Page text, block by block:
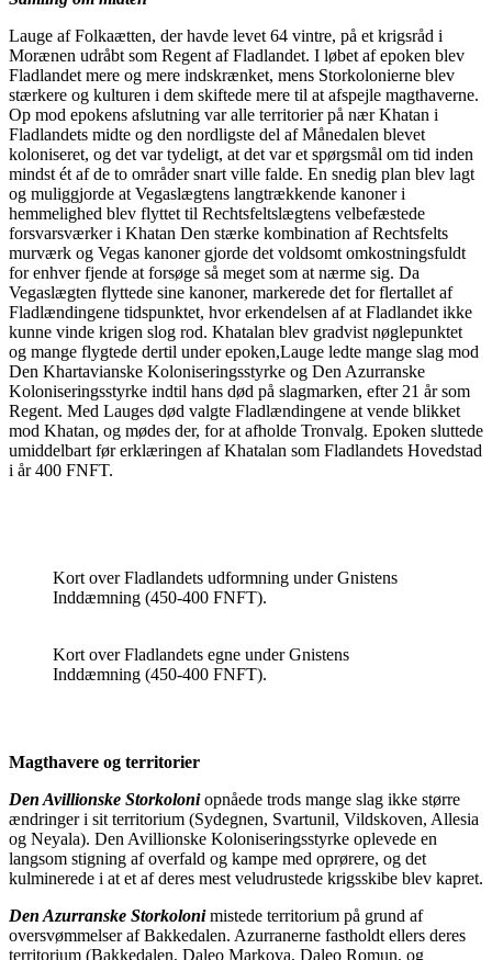
Lauge af Folkaætten, der havde levet 64 vintre, på et krigsråd i
Morænen udråbt som Regent af Fladlandet. I løbet af epoken blev
Fladlandet mere og mere indskrænket, mens Storkolonierne blev
stærkere og kulturen i dem skiftede mere til at afspejle magthaverne.
Op mod epokens afslutning var alle territorier på nær Khatan i
Fladlandets midte og den nordligste del af Månedalen blevet
koloniseret, og det var tydeligt, at det var et spørgsmål om tid inden
mindst ét af de to områder snart ville falde. En snedig plan blev lagt
og muliggjorde at Vegaslægtens langtrækkende kanoner i
hemmelighed blev flyttet til Rechtsfeltslægtens velbefæstede
forsvarsværker i Khatan Den stærke kombination af Rechtsfelts
murværk og Vegas kanoner gjorde det voldsomt omkostningsfuldt
for enhver fjende at forsøge så meget som at nærme sig. Da
Vegaslægten flyttede sine kanoner, markerede det for flertallet af
Fladlændingene tidspunktet, hvor erkendelsen af at Fladlandet ikke
kunne vinde krigen slog rod. Khatalan blev gradvist nøglepunktet
og mange flygtede dertil under epoken,Lauge ledte mange slag mod
Den Khartavianske Koloniseringsstyrke og Den Azurranske
Koloniseringsstyrke indtil hans død på slagmarken, efter 21 år som
Regent. Med Lauges død valgte Fladlændingene at vende blikket
mod Khatan, og mødes der, for at afholde Tronvalg. Epoken sluttede
umiddelbart før erklæringen af Khatalan som Fladlandets Hovedstad
i år 400 FNFT.
Kort over Fladlandets udformning under Gnistens
Inddæmning (450-400 FNFT).
Kort over Fladlandets egne under Gnistens
Inddæmning (450-400 FNFT).
Magthavere og territorier
Den Avillionske Storkoloniopnåede trods mange slag ikke større
ændringer i sit territorium (Sydegnen, Svartunil, Vildskoven, Allesia
og Neyala). Den Avillionske Koloniseringsstyrke oplevede en
langsom stigning af overfald og kampe med oprørere, og det
kulminerede i at et af deres mest veludrustede krigsskibe blev kapret.
Den Azurranske Storkolonimistede territorium på grund af
oversvømmelser af Bakkedalen. Azurranerne fastholdt ellers deres
territorium (Bakkedalen, Daleo Markova, Daleo Romun, og